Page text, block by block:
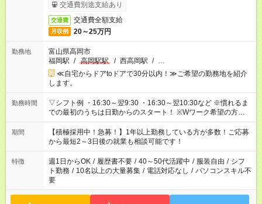
交通費別途支給あり
交通費 交通費全額支給
月収例 20～25万円
勤務地
富山県高岡市
福岡駅 / 高岡駅駅 / 西高岡駅 / …
≪自宅からドアtoドアで30分以内！≫ご希望の勤務地を紹介
します。
勤務時間
▽シフト例 ・16:30～翌9:30 ・16:30～翌10:30など ※慣れるま
での最初のうちは日勤からのスタート！ ※Wワーク希望の方へ
今ご覧のお仕事で希望する勤務時間と、もう1つのお仕事の勤務
時間。 合計で週40時間を超える場合は応募できません。
期間
【積極採用中！急募！】1年以上勤務している方が多数！ご応募
から最短2～3日後の就業も相談可能です！
特徴 週1日からOK / 履歴書不要 / 40～50代活躍中 / 服装自由 / シフ
ト勤務 / 10名以上の大量募集 / 電話対応なし / パソコンスキル不
要